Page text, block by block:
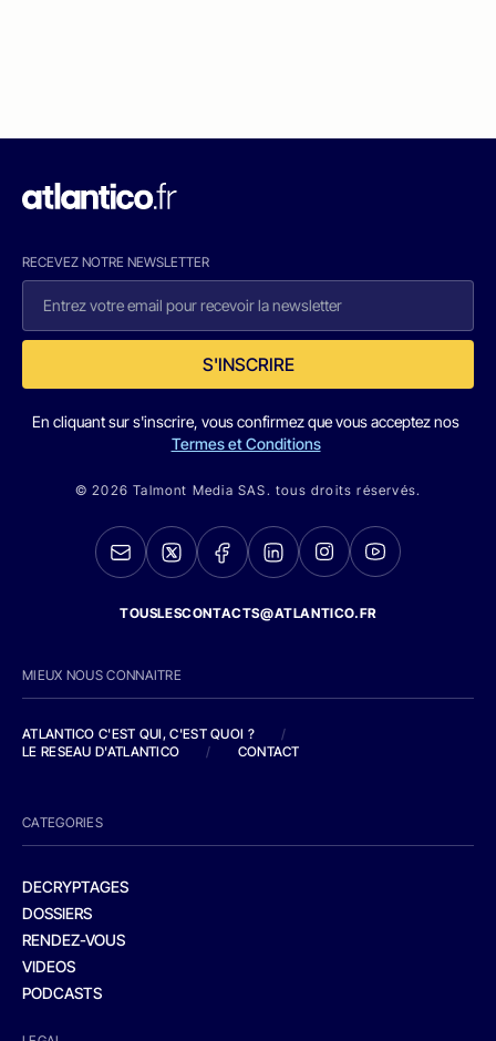
RECEVEZ NOTRE NEWSLETTER
S'INSCRIRE
En cliquant sur s'inscrire, vous confirmez que vous acceptez nos
Termes et Conditions
© 2026 Talmont Media SAS. tous droits réservés.
TOUSLESCONTACTS@ATLANTICO.FR
MIEUX NOUS CONNAITRE
ATLANTICO C'EST QUI, C'EST QUOI ?
/
LE RESEAU D'ATLANTICO
/ CONTACT
CATEGORIES
DECRYPTAGES
DOSSIERS
RENDEZ-VOUS
VIDEOS
PODCASTS